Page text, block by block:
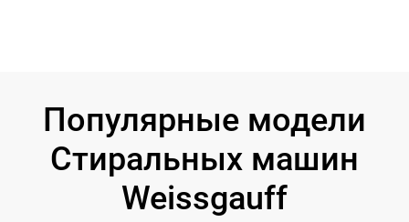
Популярные модели
Стиральных машин
Weissgauff